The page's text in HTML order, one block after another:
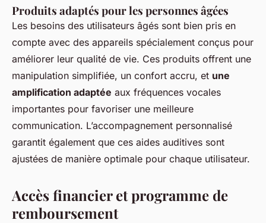
Produits adaptés pour les personnes âgées
Les besoins des utilisateurs âgés sont bien pris en
compte avec des appareils spécialement conçus pour
améliorer leur qualité de vie. Ces produits offrent une
manipulation simplifiée, un confort accru, et une
amplification adaptée aux fréquences vocales
importantes pour favoriser une meilleure
communication. L’accompagnement personnalisé
garantit également que ces aides auditives sont
ajustées de manière optimale pour chaque utilisateur.
Accès financier et programme de
remboursement